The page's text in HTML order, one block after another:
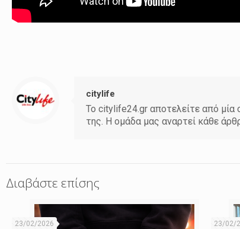
citylife
Το citylife24.gr αποτελείτε από
της. Η ομάδα μας αναρτεί κάθε
Διαβάστε επίσης
23/02/2026 23/02/